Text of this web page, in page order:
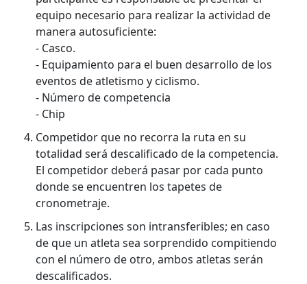
equipo necesario para realizar la actividad de
manera autosuficiente:
- Casco.
- Equipamiento para el buen desarrollo de los
eventos de atletismo y ciclismo.
- Número de competencia
- Chip
Competidor que no recorra la ruta en su
totalidad será descalificado de la competencia.
El competidor deberá pasar por cada punto
donde se encuentren los tapetes de
cronometraje.
Las inscripciones son intransferibles; en caso
de que un atleta sea sorprendido compitiendo
con el número de otro, ambos atletas serán
descalificados.